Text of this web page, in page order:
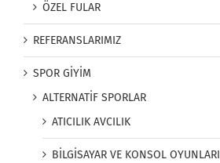
ÖZEL FULAR
REFERANSLARIMIZ
SPOR GİYİM
ALTERNATİF SPORLAR
ATICILIK AVCILIK
BİLGİSAYAR VE KONSOL OYUNLARI